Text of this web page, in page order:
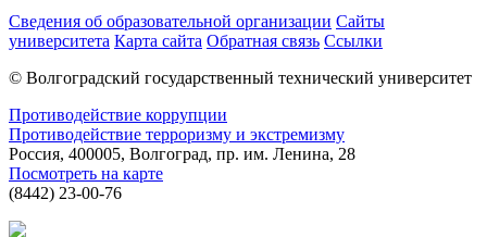
Сведения об образовательной организации Сайты
университета Карта сайта Обратная связь Ссылки
© Волгоградский государственный технический университет
Противодействие коррупции
Противодействие терроризму и экстремизму
Россия, 400005, Волгоград, пр. им. Ленина, 28
Посмотреть на карте
(8442) 23-00-76